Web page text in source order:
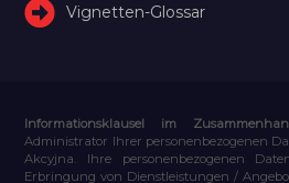
Vignetten-Glossar
Informationsklausel im
Administrator Ihrer personenbezogenen
Akcyjna. Ihre personenbezogenen
Erbringung von Dienstleistungen /